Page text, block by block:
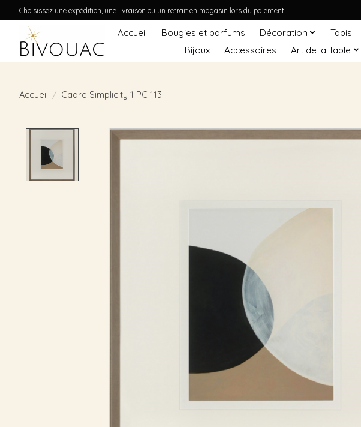
Choisissez une expédition, une livraison ou un retrait en magasin lors du paiement
Accueil Bougies et parfums Décoration Tapis
Bijoux
Accessoires Art de la Table
Accueil / Cadre Simplicity 1 PC 113
Product image slideshow Items